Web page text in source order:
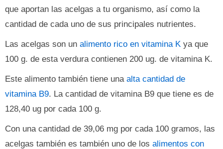
que aportan las acelgas a tu organismo, así como la
cantidad de cada uno de sus principales nutrientes.
Las acelgas son un alimento rico en vitamina K ya que
100 g. de esta verdura contienen 200 ug. de vitamina K.
Este alimento también tiene una alta cantidad de
vitamina B9. La cantidad de vitamina B9 que tiene es de
128,40 ug por cada 100 g.
Con una cantidad de 39,06 mg por cada 100 gramos, las
acelgas también es también uno de los alimentos con